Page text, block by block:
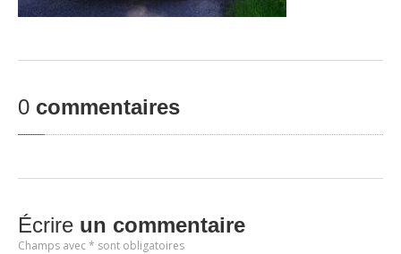
0 commentaires
Écrire un commentaire
Champs avec * sont obligatoires